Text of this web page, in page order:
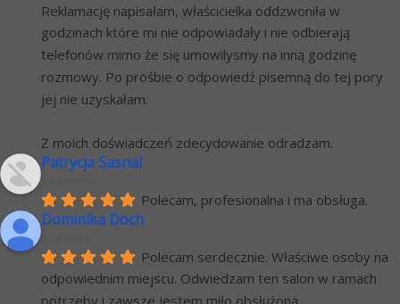
Reklamację napisałam, właścicielka oddzwoniła w
godzinach które mi nie odpowiadały i nie odbierają
telefonów mimo że się umowilysmy na inną godzinę
rozmowy. Po prośbie o odpowiedź pisemną do tej pory
jej nie uzyskałam.
Z moich doświadczeń zdecydowanie odradzam.
Patrycja Sasnal
Polecam, profesionalna i ma obsługa.
Dominika Doch
Polecam serdecznie. Właściwe osoby na
odpowiednim miejscu. Odwiedzam ten salon w ramach
potrzeby i zawsze jestem miło obsłużona.